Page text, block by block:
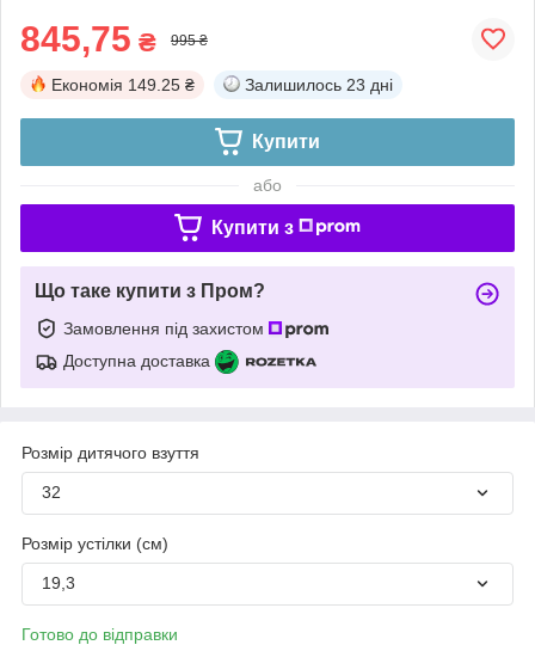
845,75 ₴ 995 ₴
Економія 149.25 ₴ Залишилось 23 дні
Купити
або
Купити з
Що таке купити з Пром?
Замовлення під захистом
Доступна доставка
Розмір дитячого взуття
32
Розмір устілки (см)
19,3
Готово до відправки